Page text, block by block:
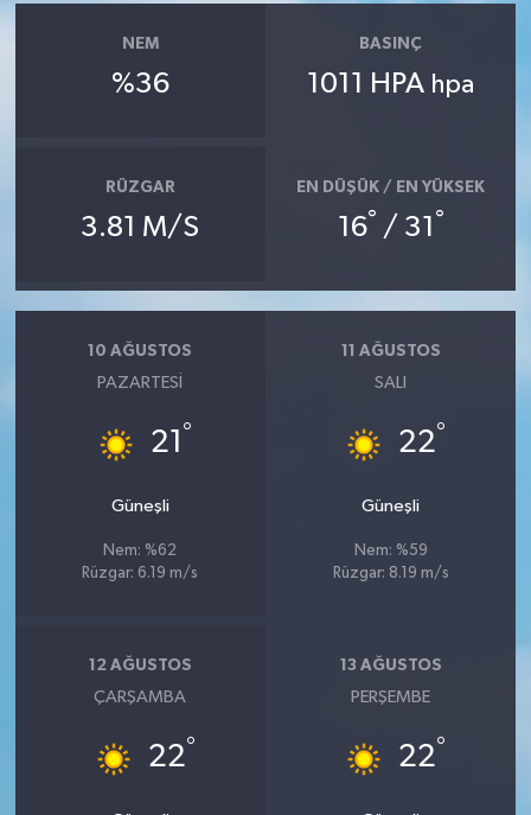
NEM
%36
BASINÇ
1011 HPA hpa
RÜZGAR
3.81 M/S
EN DÜŞÜK / EN YÜKSEK
16° / 31 °
10 AĞUSTOS
PAZARTESI
21 °
Güneşli
Nem: %62
Rüzgar: 6.19 m/s
11 AĞUSTOS
SALI
22°
Güneşli
Nem: %59
Rüzgar: 8.19 m/s
12 AĞUSTOS
ÇARŞAMBA
22°
13 AĞUSTOS
PERŞEMBE
22°